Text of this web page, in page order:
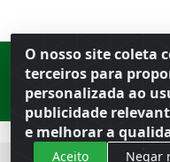
O nosso site coleta
terceiros para
personalizada ao
publicidade
e melhorar a
Aceito Negar
Rod. SP-215, s/n, km 98 —
· CNPJ
© 2026 Atacado Ideal